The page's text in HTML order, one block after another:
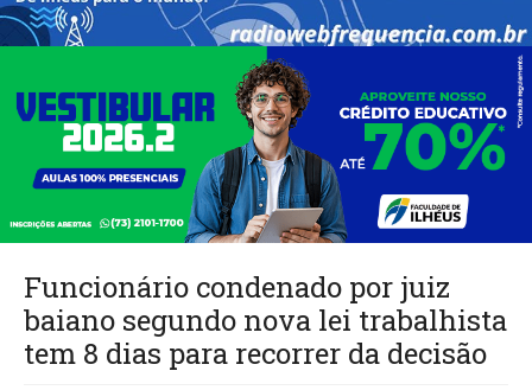
Funcionário condenado por juiz
baiano segundo nova lei trabalhista
tem 8 dias para recorrer da decisão